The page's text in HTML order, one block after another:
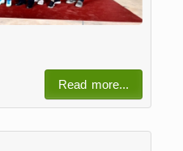
Read more...